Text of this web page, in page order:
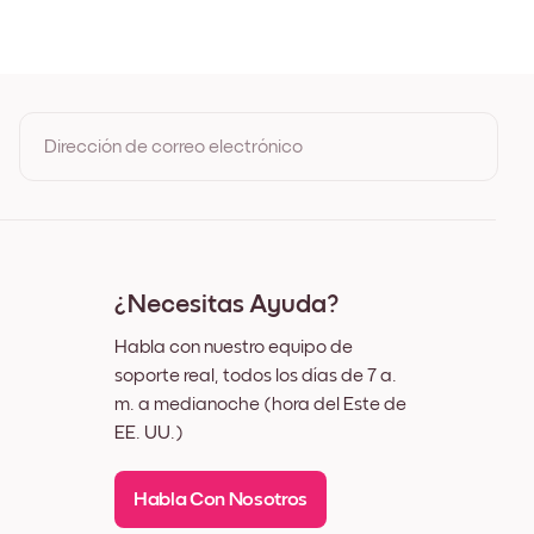
Dirección de correo electrónico
¿Necesitas Ayuda?
Habla con nuestro equipo de
soporte real, todos los días de 7 a.
m. a medianoche (hora del Este de
EE. UU.)
Habla Con Nosotros